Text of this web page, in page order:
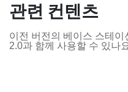
관련 컨텐츠
이전 버전의 베이스 스테
2.0과 함께 사용할 수 있나